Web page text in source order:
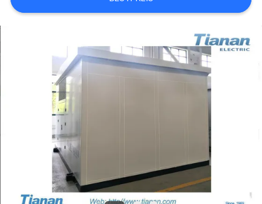
NACHRICHTEN
FORDERN
SIE EIN
ZITAT
SITEMAP
PRIVACY
POLICY